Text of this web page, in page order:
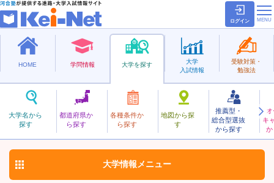
ログイン
HOME 学問情報 大学を探す
大学名から
探す
都道府県か
ら探す
各種条件か
ら探す
地図から探
す
推薦型・
総合型選抜
から探す
キ
か
大学
入試情報
受験対策・
勉強法
私立
かながわ
神奈川大学 お気に入り
大学情報 メニュー